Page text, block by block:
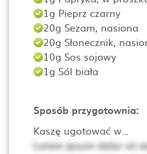
1g Pieprz czarny
20g Sezam, nasiona
20g Słonecznik,
10g Sos sojowy
1g Sól biała
Sposób przygotownia:
Kaszę ugotować w...
Lorem ipsum dolor sit